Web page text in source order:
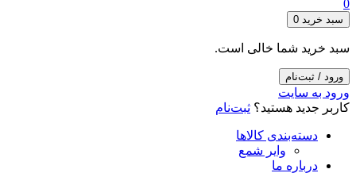
0
سبد خرید 0
سبد خرید شما خالی است.
ورود / ثبت‌نام
ورود به سایت
کاربر جدید هستید؟ ثبت‌نام
دسته‌بندی کالاها
وایر شمع
درباره ما